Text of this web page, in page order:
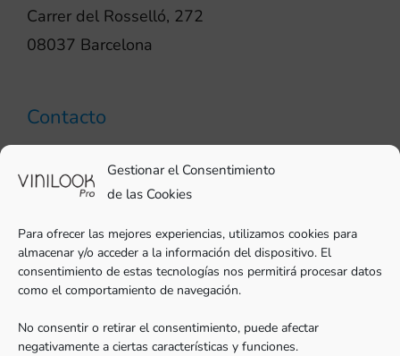
Gestionar el Consentimiento
de las Cookies
Para ofrecer las mejores experiencias, utilizamos cookies para
almacenar y/o acceder a la información del dispositivo. El
consentimiento de estas tecnologías nos permitirá procesar datos
como el comportamiento de navegación.
No consentir o retirar el consentimiento, puede afectar
negativamente a ciertas características y funciones.
Carrer del Rosselló, 272
08037 Barcelona
Contacto
pro@vinilook.es
Vinilos decorativos envinilook.net